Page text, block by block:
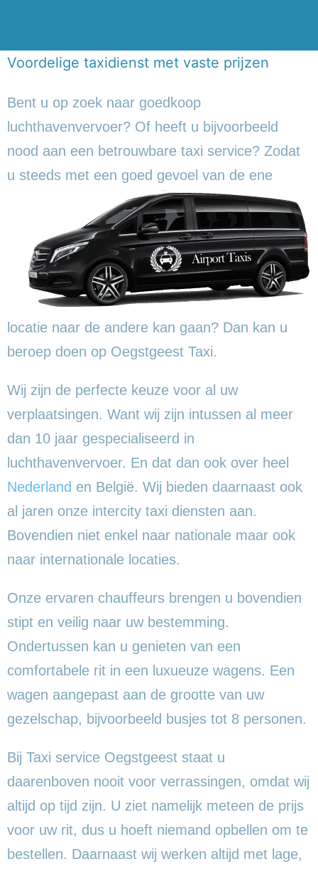
Voordelige taxidienst met vaste prijzen
Bent u op zoek naar goedkoop
luchthavenvervoer? Of heeft u bijvoorbeeld
nood aan een betrouwbare taxi service? Zodat
u steeds met een goed gevoel van de ene
locatie naar de andere kan gaan? Dan kan u
beroep doen op Oegstgeest Taxi.
Wij zijn de perfecte keuze voor al uw
verplaatsingen. Want wij zijn intussen al meer
dan 10 jaar gespecialiseerd in
luchthavenvervoer. En dat dan ook over heel
Nederland en België. Wij bieden daarnaast ook
al jaren onze intercity taxi diensten aan.
Bovendien niet enkel naar nationale maar ook
naar internationale locaties.
Onze ervaren chauffeurs brengen u bovendien
stipt en veilig naar uw bestemming.
Ondertussen kan u genieten van een
comfortabele rit in een luxueuze wagens. Een
wagen aangepast aan de grootte van uw
gezelschap, bijvoorbeeld busjes tot 8 personen.
Bij Taxi service Oegstgeest staat u
daarenboven nooit voor verrassingen, omdat wij
altijd op tijd zijn. U ziet namelijk meteen de prijs
voor uw rit, dus u hoeft niemand opbellen om te
bestellen. Daarnaast wij werken altijd met lage,